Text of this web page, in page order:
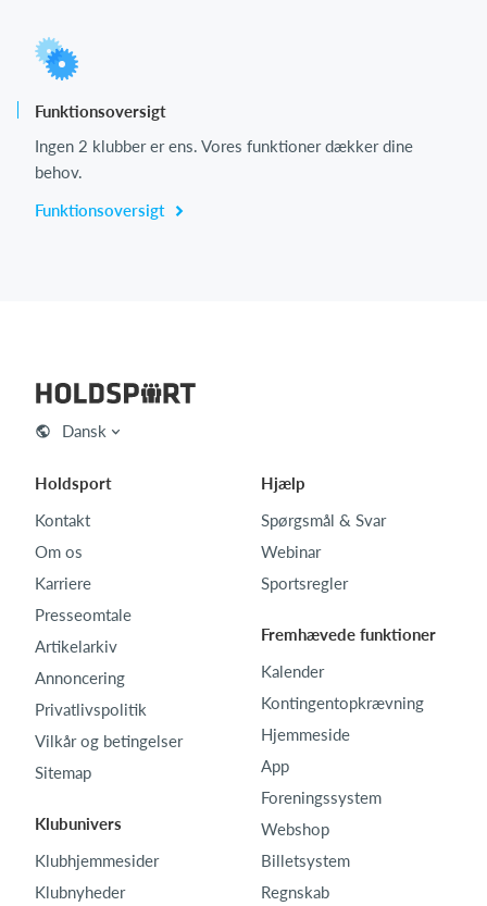
Funktionsoversigt
Ingen 2 klubber er ens. Vores funktioner dækker dine
behov.
Funktionsoversigt
Dansk
Holdsport
Kontakt
Om os
Karriere
Presseomtale
Artikelarkiv
Annoncering
Privatlivspolitik
Vilkår og betingelser
Sitemap
Klubunivers
Klubhjemmesider
Klubnyheder
Hjælp
Spørgsmål & Svar
Webinar
Sportsregler
Fremhævede funktioner
Kalender
Kontingentopkrævning
Hjemmeside
App
Foreningssystem
Webshop
Billetsystem
Regnskab